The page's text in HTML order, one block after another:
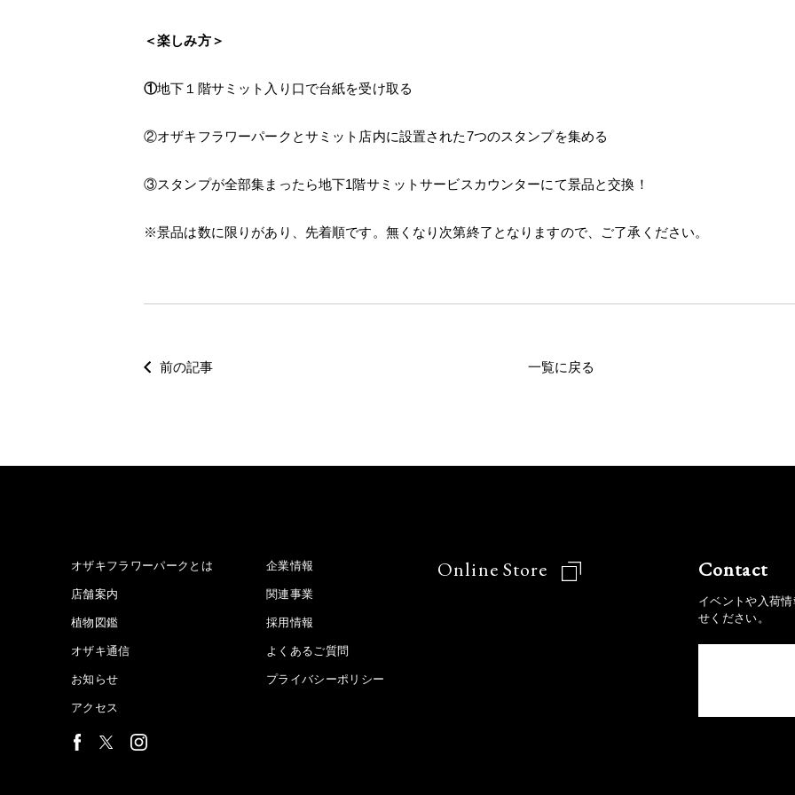
＜楽しみ方＞
①地下１階サミット入り口で台紙を受け取る
②オザキフラワーパークとサミット店内に設置された7つのスタンプを集める
③スタンプが全部集まったら地下1階サミットサービスカウンターにて景品と交換！
※景品は数に限りがあり、先着順です。無くなり次第終了となりますので、ご了承ください。
前の記事 一覧に戻る
オザキフラワーパークとは
店舗案内
植物図鑑
オザキ通信
お知らせ
アクセス
企業情報
関連事業
採用情報
よくあるご質問
プライバシーポリシー
Online Store Contact
イベントや入荷
せください。